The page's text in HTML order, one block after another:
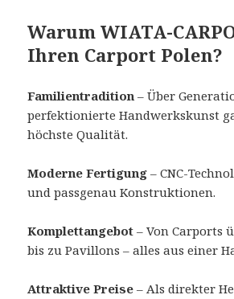
Warum WIATA-
Ihren Carport Polen?
Familientradition – Über
perfektionierte Handwerkskunst
höchste Qualität.
Moderne Fertigung – CNC-
und passgenau Konstruktionen.
Komplettangebot – Von Carports
bis zu Pavillons – alles aus einer
Attraktive Preise – Als direkter